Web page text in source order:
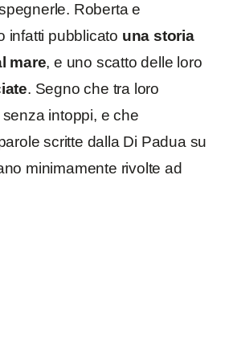
Roberta e
infatti pubblicato una storia
mare, e uno scatto delle loro
. Segno che tra loro
senza intoppi, e che
scritte dalla Di Padua su
minimamente rivolte ad